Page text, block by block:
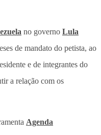
no governo Lula
de mandato do petista, ao
e de integrantes do
a relação com os
Agenda